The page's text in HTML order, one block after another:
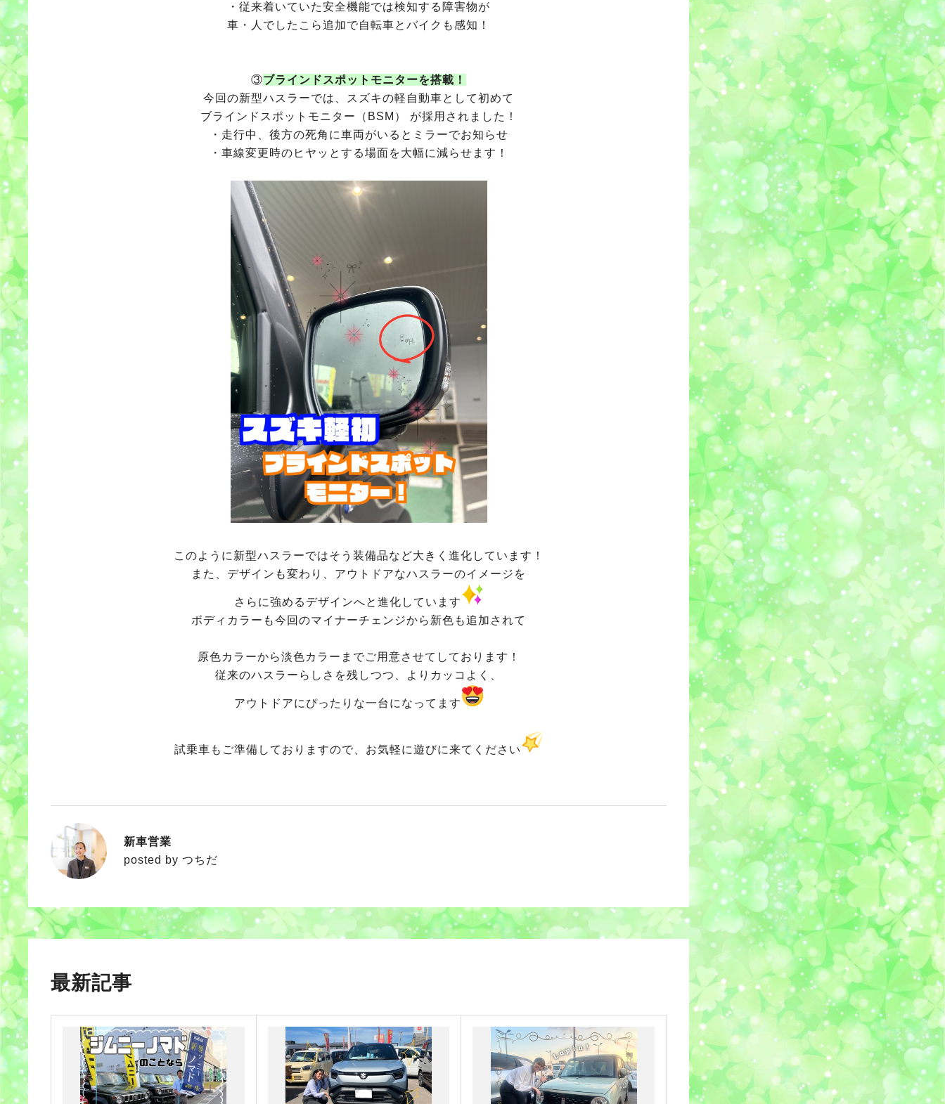
・従来着いていた安全機能では検知する障害物が
車・人でしたこら追加で自転車とバイクも感知！
③ブラインドスポットモニターを搭載！
今回の新型ハスラーでは、スズキの軽自動車として初めて
ブラインドスポットモニター（BSM） が採用されました！
・走行中、後方の死角に車両がいるとミラーでお知らせ
・車線変更時のヒヤッとする場面を大幅に減らせます！
このように新型ハスラーではそう装備品など大きく進化しています！
また、デザインも変わり、アウトドアなハスラーのイメージを
さらに強めるデザインへと進化しています
ボディカラーも今回のマイナーチェンジから新色も追加されて
原色カラーから淡色カラーまでご用意させてしております！
従来のハスラーらしさを残しつつ、よりカッコよく、
アウトドアにぴったりな一台になってます
試乗車もご準備しておりますので、お気軽に遊びに来てください
つちだ
新車営業
posted by つちだ
最新記事